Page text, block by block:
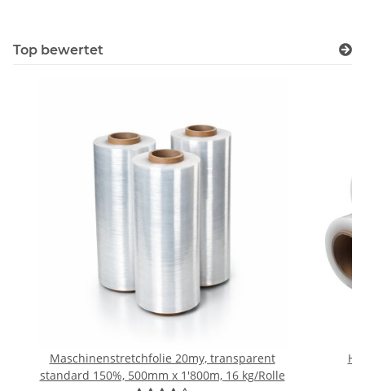
Top bewertet
Maschinenstretchfolie 20my, transparent
standard 150%, 500mm x 1'800m, 16 kg/Rolle